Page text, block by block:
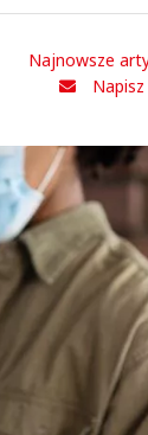
Najnowsze